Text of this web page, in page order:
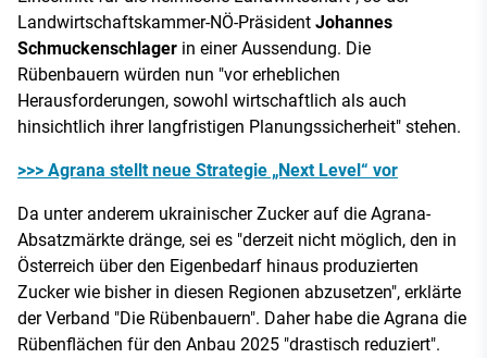
Landwirtschaftskammer-NÖ-Präsident Johannes
Schmuckenschlager in einer Aussendung. Die
Rübenbauern würden nun "vor erheblichen
Herausforderungen, sowohl wirtschaftlich als auch
hinsichtlich ihrer langfristigen Planungssicherheit" stehen.
>>> Agrana stellt neue Strategie „Next Level“ vor
Da unter anderem ukrainischer Zucker auf die Agrana-
Absatzmärkte dränge, sei es "derzeit nicht möglich, den in
Österreich über den Eigenbedarf hinaus produzierten
Zucker wie bisher in diesen Regionen abzusetzen", erklärte
der Verband "Die Rübenbauern". Daher habe die Agrana die
Rübenflächen für den Anbau 2025 "drastisch reduziert".